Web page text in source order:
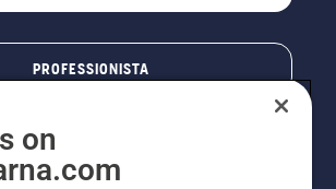
PROFESSIONISTA
on